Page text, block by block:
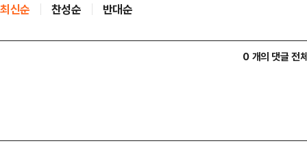
최신순 찬성순 반대순
0 개의 댓글 전